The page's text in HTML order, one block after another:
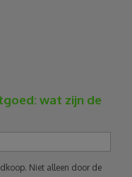
wat zijn de
Niet alleen door de